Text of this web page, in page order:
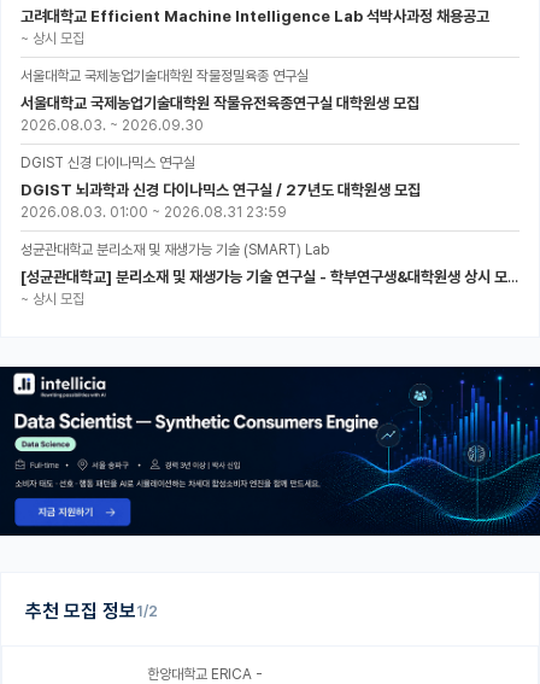
추천 모집 정보1/2
한양대학교 ERICA -
고려대학교 Efficient Machine Intelligence Lab 석박사과정 채용공고
~ 상시 모집
서울대학교 국제농업기술대학원 작물정밀육종 연구실
서울대학교 국제농업기술대학원 작물유전육종연구실 대학원생 모집
2026.08.03. ~ 2026.09.30
DGIST 신경 다이나믹스 연구실
DGIST 뇌과학과 신경 다이나믹스 연구실 / 27년도 대학원생 모집
2026.08.03. 01:00 ~ 2026.08.31 23:59
성균관대학교 분리소재 및 재생가능 기술 (SMART) Lab
[성균관대학교] 분리소재 및 재생가능 기술 연구실 - 학부연구생&대학원생 상시 모집 (미래에너지공학과)
~ 상시 모집